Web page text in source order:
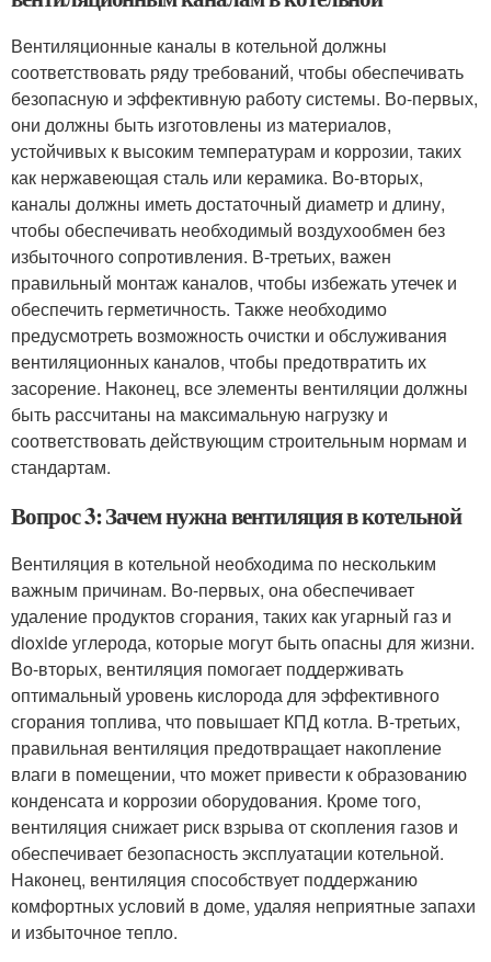
Вентиляционные каналы в котельной должны
соответствовать ряду требований, чтобы обеспечивать
безопасную и эффективную работу системы. Во-первых,
они должны быть изготовлены из материалов,
устойчивых к высоким температурам и коррозии, таких
как нержавеющая сталь или керамика. Во-вторых,
каналы должны иметь достаточный диаметр и длину,
чтобы обеспечивать необходимый воздухообмен без
избыточного сопротивления. В-третьих, важен
правильный монтаж каналов, чтобы избежать утечек и
обеспечить герметичность. Также необходимо
предусмотреть возможность очистки и обслуживания
вентиляционных каналов, чтобы предотвратить их
засорение. Наконец, все элементы вентиляции должны
быть рассчитаны на максимальную нагрузку и
соответствовать действующим строительным нормам и
стандартам.
Вопрос 3: Зачем нужна вентиляция в котельной
Вентиляция в котельной необходима по нескольким
важным причинам. Во-первых, она обеспечивает
удаление продуктов сгорания, таких как угарный газ и
dioxide углерода, которые могут быть опасны для жизни.
Во-вторых, вентиляция помогает поддерживать
оптимальный уровень кислорода для эффективного
сгорания топлива, что повышает КПД котла. В-третьих,
правильная вентиляция предотвращает накопление
влаги в помещении, что может привести к образованию
конденсата и коррозии оборудования. Кроме того,
вентиляция снижает риск взрыва от скопления газов и
обеспечивает безопасность эксплуатации котельной.
Наконец, вентиляция способствует поддержанию
комфортных условий в доме, удаляя неприятные запахи
и избыточное тепло.